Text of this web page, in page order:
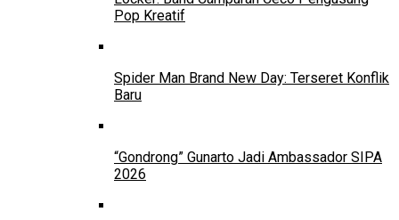
Pop Kreatif
Spider Man Brand New Day: Terseret Konflik
Baru
“Gondrong” Gunarto Jadi Ambassador SIPA
2026